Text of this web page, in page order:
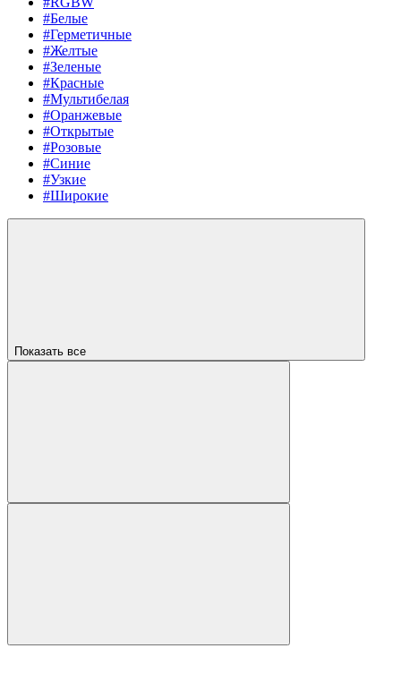
#Белые
#Герметичные
#Желтые
#Зеленые
#Красные
#Мультибелая
#Оранжевые
#Открытые
#Розовые
#Синие
#Узкие
#Широкие
Показать все